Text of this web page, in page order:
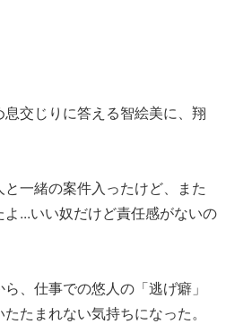
交じりに答える智絵美に、翔
と一緒の案件入ったけど、また
...いい奴だけど責任感がないの
、仕事での悠人の「逃げ癖」
たまれない気持ちになった。